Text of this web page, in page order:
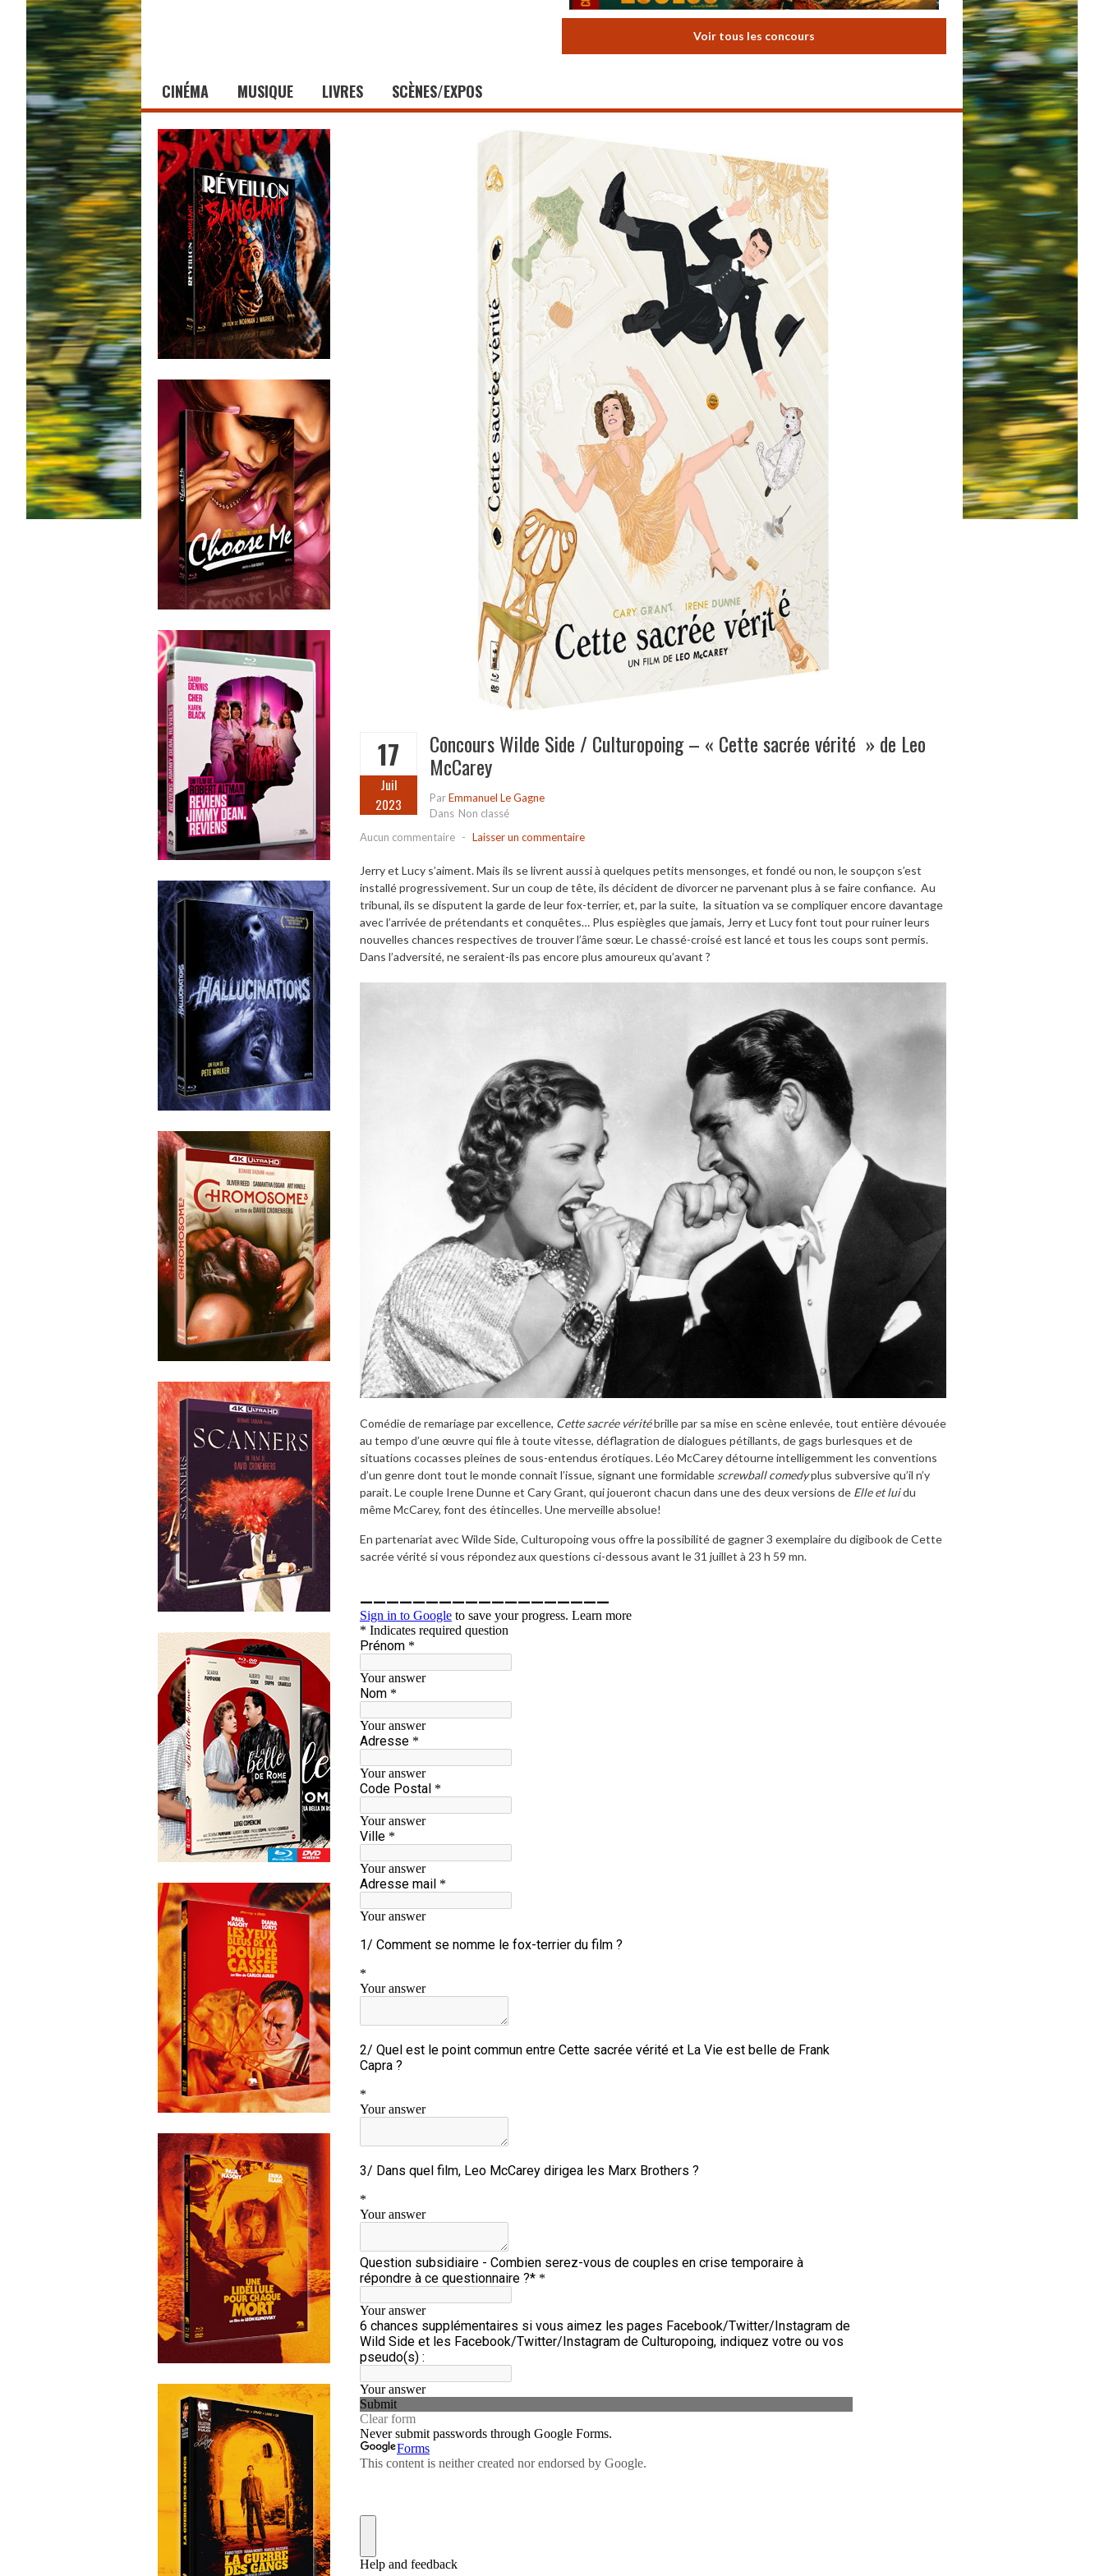
Voir tous les concours
CINÉMA MUSIQUE LIVRES SCÈNES/EXPOS
17
Juil
2023
Concours Wilde Side / Culturopoing – « Cette sacrée vérité » de Leo
McCarey
ParEmmanuel Le Gagne
Dans Non classé
Aucun commentaire - Laisser un commentaire
Jerry et Lucy s’aiment. Mais ils se livrent aussi à quelques petits mensonges, et fondé ou non, le soupçon s’est
installé progressivement. Sur un coup de tête, ils décident de divorcer ne parvenant plus à se faire confiance. Au
tribunal, ils se disputent la garde de leur fox-terrier, et, par la suite, la situation va se compliquer encore davantage
avec l’arrivée de prétendants et conquêtes… Plus espiègles que jamais, Jerry et Lucy font tout pour ruiner leurs
nouvelles chances respectives de trouver l’âme sœur. Le chassé-croisé est lancé et tous les coups sont permis.
Dans l’adversité, ne seraient-ils pas encore plus amoureux qu’avant ?
Comédie de remariage par excellence, Cette sacrée véritébrille par sa mise en scène enlevée, tout entière dévouée
au tempo d’une œuvre qui file à toute vitesse, déflagration de dialogues pétillants, de gags burlesques et de
situations cocasses pleines de sous-entendus érotiques. Léo McCarey détourne intelligemment les conventions
d’un genre dont tout le monde connait l’issue, signant une formidable screwball comedyplus subversive qu’il n’y
parait. Le couple Irene Dunne et Cary Grant, qui joueront chacun dans une des deux versions de Elle et luidu
même McCarey, font des étincelles. Une merveille absolue!
En partenariat avec Wilde Side, Culturopoing vous offre la possibilité de gagner 3 exemplaire du digibook de Cette
sacrée vérité si vous répondez aux questions ci-dessous avant le 31 juillet à 23 h 59 mn.